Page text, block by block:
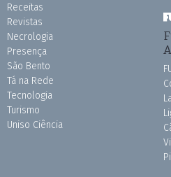
Receitas
Revistas
Necrologia
Presença
São Bento
Tá na Rede
Tecnologia
Turismo
Uniso Ciência